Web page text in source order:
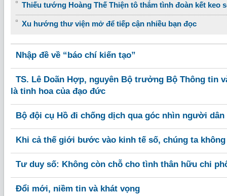
Thiếu tướng Hoàng Thế Thiện tô thắm tình đoàn kết keo
Xu hướng thư viện mở để tiếp cận nhiều bạn đọc
Nhập đề về “báo chí kiến tạo”
TS. Lê Doãn Hợp, nguyên Bộ trưởng Bộ Thông tin
là tinh hoa của đạo đức
Bộ đội cụ Hồ đi chống dịch qua góc nhìn người dân
Khi cả thế giới bước vào kinh tế số, chúng ta
Tư duy số: Không còn chỗ cho tình thân hữu chi
Đổi mới, niềm tin và khát vọng